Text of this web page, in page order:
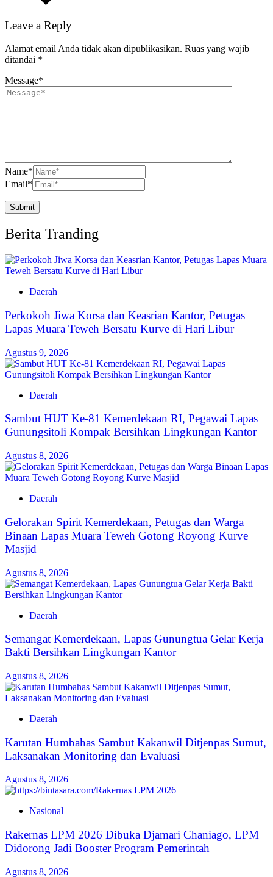
Leave a Reply
Alamat email Anda tidak akan dipublikasikan. Ruas yang wajib
ditandai *
Message*
Name*
Email*
Berita Tranding
Daerah
Perkokoh Jiwa Korsa dan Keasrian Kantor, Petugas
Lapas Muara Teweh Bersatu Kurve di Hari Libur
Agustus 9, 2026
Daerah
Sambut HUT Ke-81 Kemerdekaan RI, Pegawai Lapas
Gunungsitoli Kompak Bersihkan Lingkungan Kantor
Agustus 8, 2026
Daerah
Gelorakan Spirit Kemerdekaan, Petugas dan Warga
Binaan Lapas Muara Teweh Gotong Royong Kurve
Masjid
Agustus 8, 2026
Daerah
Semangat Kemerdekaan, Lapas Gunungtua Gelar Kerja
Bakti Bersihkan Lingkungan Kantor
Agustus 8, 2026
Daerah
Karutan Humbahas Sambut Kakanwil Ditjenpas Sumut,
Laksanakan Monitoring dan Evaluasi
Agustus 8, 2026
Nasional
Rakernas LPM 2026 Dibuka Djamari Chaniago, LPM
Didorong Jadi Booster Program Pemerintah
Agustus 8, 2026